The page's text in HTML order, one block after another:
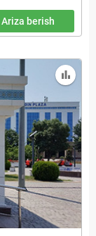
Ariza berish